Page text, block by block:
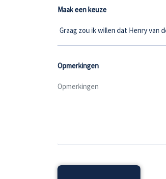
Maak een keuze
Opmerkingen